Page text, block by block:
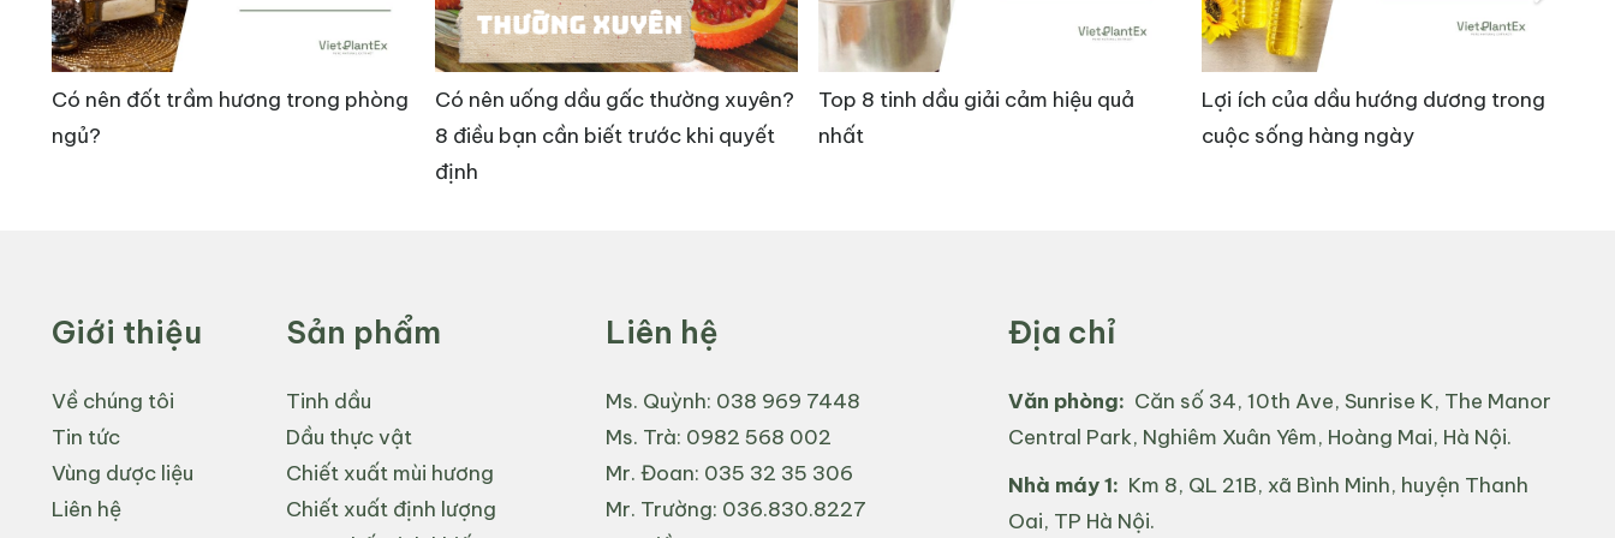
3.4. Hoạt động kháng khuẩn và kháng nấm
Chiết xuất Hoàng Cầm cũng có tác dụng mạnh trong việc kháng khuẩn và kháng nấm. Nhiều nghiên cứu đã chứng minh rằng Hoàng Cầm có thể ức chế sự
phát triển của nhiều loại vi khuẩn gây bệnh, bao gồm Candida albicans và Streptococcus pyogenes, cũng như một số loại vi-rút. Đặc tính này làm cho
3.5. Tác dụng bảo vệ tim mạch và mạch máu não
Baicalin trong Hoàng Cầm có tác dụng bảo vệ tim mạch và mạch máu não thông qua việc giảm sản xuất các gốc oxy hóa và kiểm soát các enzyme
chống oxy hóa như SOD và GSH-Px. Nghiên cứu còn chỉ ra rằng baicalin có khả năng thúc đẩy quá trình hình thành mạch máu mới, hỗ trợ phục hồi sau
cơn nhồi máu cơ tim và ngăn ngừa bệnh tim mạch. Ngoài ra, Hoàng Cầm còn giúp giảm huyết áp và bảo vệ các tế bào mạch máu khỏi tổn thương do thiếu
máu cục bộ.
Có nên đốt trầm hương trong phòng
ngủ?
Có nên uống dầu gấc thường xuyên?
8 điều bạn cần biết trước khi quyết
định
Top 8 tinh dầu giải cảm hiệu quả
nhất
Lợi ích của dầu hướng dương trong
cuộc sống hàng ngày
Giới thiệu
Về chúng tôi
Tin tức
Vùng dược liệu
Liên hệ
Sản phẩm
Tinh dầu
Dầu thực vật
Chiết xuất mùi hương
Chiết xuất định lượng
Liên hệ
Ms. Quỳnh: 038 969 7448
Ms. Trà: 0982 568 002
Mr. Đoan: 035 32 35 306
Mr. Trường: 036.830.8227
Địa chỉ
Văn phòng: Căn số 34, 10th Ave, Sunrise K, The Manor
Central Park, Nghiêm Xuân Yêm, Hoàng Mai, Hà Nội.
Nhà máy 1: Km 8, QL 21B, xã Bình Minh, huyện Thanh
Oai, TP Hà Nội.